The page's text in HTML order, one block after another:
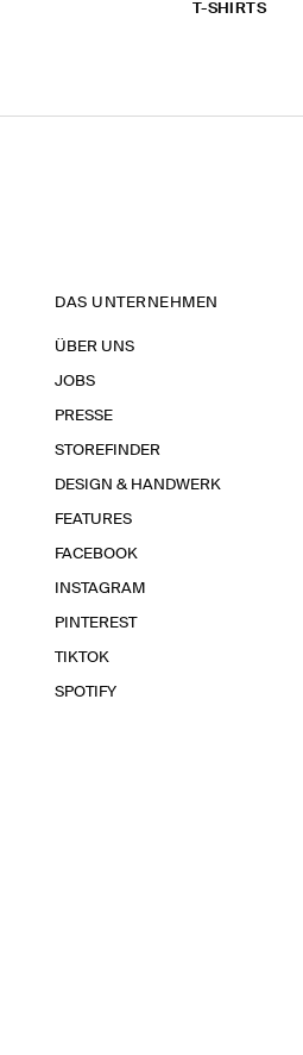
T-SHIRTS
DAS UNTERNEHMEN
ÜBER UNS
JOBS
PRESSE
STOREFINDER
DESIGN & HANDWERK
FEATURES
FACEBOOK
INSTAGRAM
PINTEREST
TIKTOK
SPOTIFY